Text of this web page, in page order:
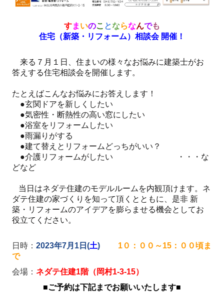
すまいのこ とならなんでも
住宅（新築・リフォーム）相談会 開催！
来る７月１日、住まいの様々なお悩みに建築士がお
答えする住宅相談会を開催します。
たとえばこんなお悩みにお答えします！
●玄関ドアを新しくしたい
●気密性・断熱性の高い窓にしたい
●浴室をリフォームしたい
●雨漏りがする
●建て替えとリフォームどっちがいい？
●介護リフォームがしたい ・・・な
どなど
当日はネダテ住建のモデルルームを内観頂けます。ネ
ダテ住建の家づくりを知って頂くとともに、是非 新
築・リフォームのアイデアを膨らませる機会としてお
役立てください。
日時：2023年7月1日(土)
1０：００～15：００頃ま
で
会場：ネダテ住建1階（岡村1-3-15）
■ご予約は下記までお願いいたします■